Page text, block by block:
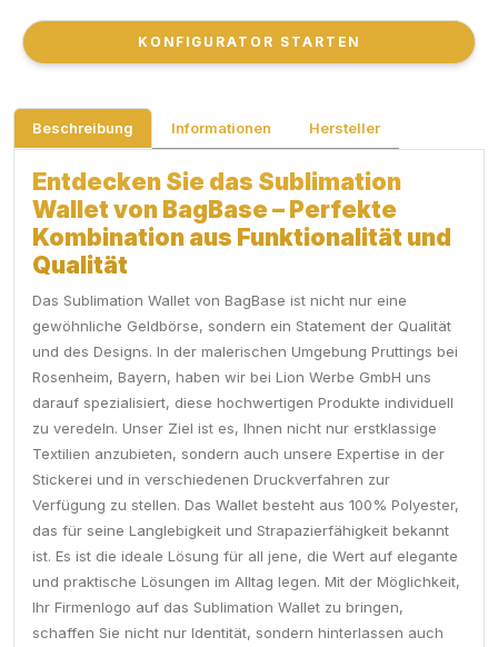
KONFIGURATOR STARTEN
KONFIGURATOR STARTEN
Beschreibung Informationen Hersteller
Entdecken Sie das Sublimation
Wallet von BagBase – Perfekte
Kombination aus Funktionalität und
Qualität
Das Sublimation Wallet von BagBase ist nicht nur eine
gewöhnliche Geldbörse, sondern ein Statement der Qualität
und des Designs. In der malerischen Umgebung Pruttings bei
Rosenheim, Bayern, haben wir bei Lion Werbe GmbH uns
darauf spezialisiert, diese hochwertigen Produkte individuell
zu veredeln. Unser Ziel ist es, Ihnen nicht nur erstklassige
Textilien anzubieten, sondern auch unsere Expertise in der
Stickerei und in verschiedenen Druckverfahren zur
Verfügung zu stellen. Das Wallet besteht aus 100% Polyester,
das für seine Langlebigkeit und Strapazierfähigkeit bekannt
ist. Es ist die ideale Lösung für all jene, die Wert auf elegante
und praktische Lösungen im Alltag legen. Mit der Möglichkeit,
Ihr Firmenlogo auf das Sublimation Wallet zu bringen,
schaffen Sie nicht nur Identität, sondern hinterlassen auch